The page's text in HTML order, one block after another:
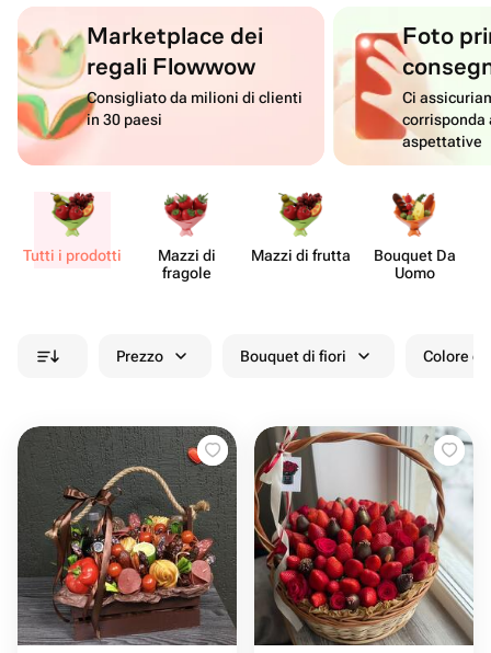
Marketplace dei
regali Flowwow
Consigliato da milioni di clienti
in 30 paesi
Foto
Ci
corrisponda
aspettative
Tutti i prodotti
Mazzi di
fragole
Mazzi di frutta
Bouquet Da
Uomo
Prezzo Bouquet di fiori Colore